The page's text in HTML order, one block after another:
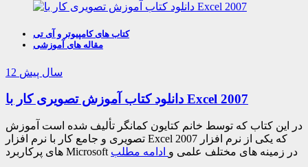
کتاب های کامپیوتر و آی تی
مقاله های آموزشی
12 سال پیش
دانلود کتاب آموزش تصویری کار با Excel 2007
در این کتاب که توسط خانم کتایون کمانگر تألیف شده است آموزش
تصویری و جامع کار با نرم افزار Excel 2007 که یکی از نرم افزار
های پرکاربرد Microsoft در زمینه های مختلف علمی و ادامه مطلب